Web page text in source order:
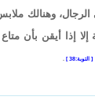
وهنالك
إذا أيقن بأن متاع
التوبة:38 .